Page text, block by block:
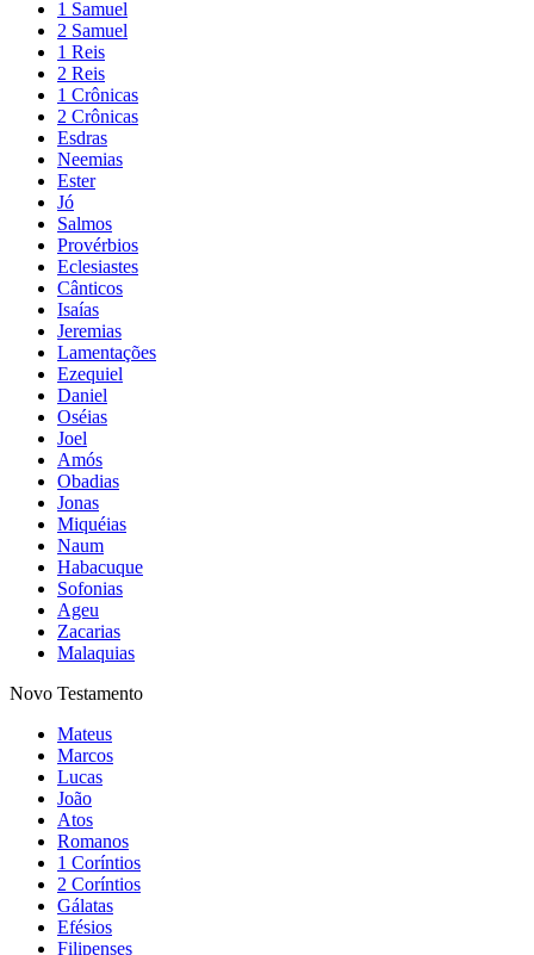
1 Samuel
2 Samuel
1 Reis
2 Reis
1 Crônicas
2 Crônicas
Esdras
Neemias
Ester
Jó
Salmos
Provérbios
Eclesiastes
Cânticos
Isaías
Jeremias
Lamentações
Ezequiel
Daniel
Oséias
Joel
Amós
Obadias
Jonas
Miquéias
Naum
Habacuque
Sofonias
Ageu
Zacarias
Malaquias
Novo Testamento
Mateus
Marcos
Lucas
João
Atos
Romanos
1 Coríntios
2 Coríntios
Gálatas
Efésios
Filipenses